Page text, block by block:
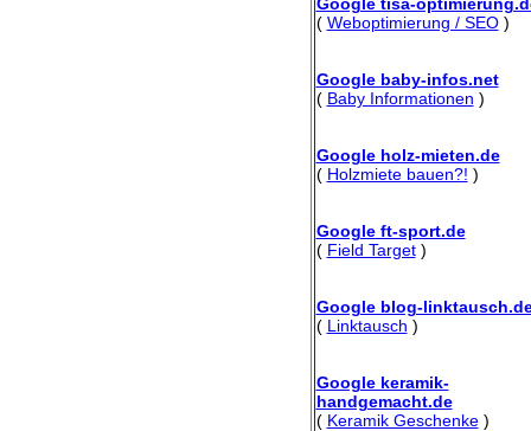
( Weboptimierung / SEO)
Google baby-infos.net
( Baby Informationen )
Google holz-mieten.de
( Holzmiete bauen?! )
Google ft-sport.de
( Field Target)
Google blog-
( Linktausch )
Google keramik-
handgemacht.de
( Keramik Geschenke)